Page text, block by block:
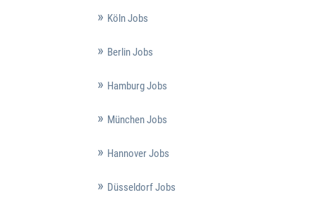
Köln Jobs
Berlin Jobs
Hamburg Jobs
München Jobs
Hannover Jobs
Düsseldorf Jobs